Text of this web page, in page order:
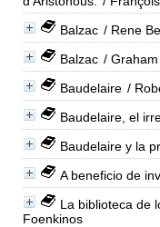
Balzac / Rene
Balzac /
Baudelaire /
Baudelaire, el
Baudelaire y la
A beneficio de
La biblioteca de
Foenkinos